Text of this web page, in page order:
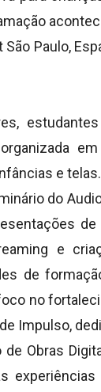
Paulo,
e telas.
do
e
de
no
Impulso,
Obras